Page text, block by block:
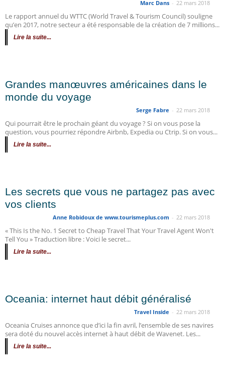
Marc Dans - 22 mars 2018
Le rapport annuel du WTTC (World Travel & Tourism Council) souligne
qu’en 2017, notre secteur a été responsable de la création de 7 millions...
Lire la suite...
Grandes manœuvres américaines dans le
monde du voyage
Serge Fabre - 22 mars 2018
Qui pourrait être le prochain géant du voyage ? Si on vous pose la
question, vous pourriez répondre Airbnb, Expedia ou Ctrip. Si on vous...
Lire la suite...
Les secrets que vous ne partagez pas avec
vos clients
Anne Robidoux de www.tourismeplus.com - 22 mars 2018
« This Is the No. 1 Secret to Cheap Travel That Your Travel Agent Won't
Tell You » Traduction libre : Voici le secret...
Lire la suite...
Oceania: internet haut débit généralisé
Travel Inside - 22 mars 2018
Oceania Cruises annonce que d’ici la fin avril, l’ensemble de ses navires
sera doté du nouvel accès internet à haut débit de Wavenet. Les...
Lire la suite...